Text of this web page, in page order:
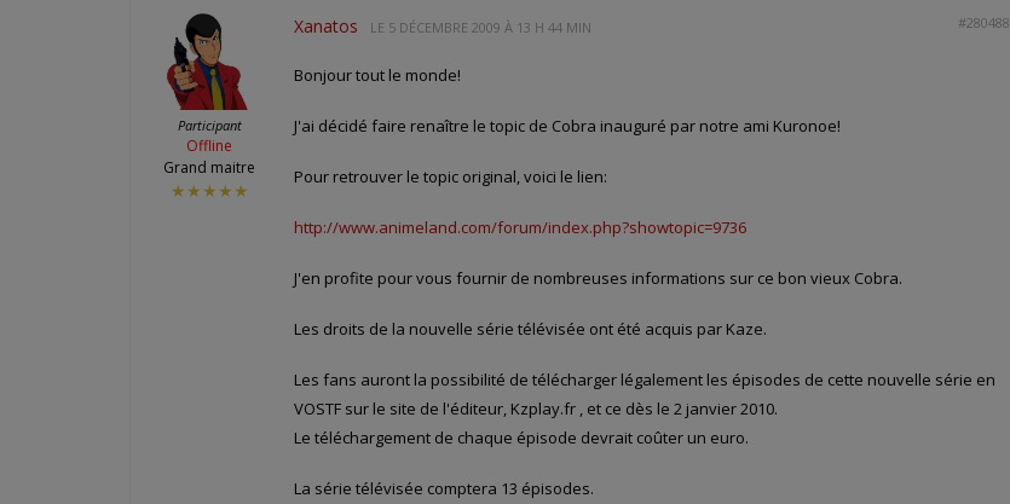
Participant
Offline
Grand maitre
★★★★★
Xanatos LE 5 DÉCEMBRE 2009 À 13 H 44 MIN #280488
Bonjour tout le monde!
J'ai décidé faire renaître le topic de Cobra inauguré par notre ami Kuronoe!
Pour retrouver le topic original, voici le lien:
http://www.animeland.com/forum/index.php?showtopic=9736
J'en profite pour vous fournir de nombreuses informations sur ce bon vieux Cobra.
Les droits de la nouvelle série télévisée ont été acquis par Kaze.
Les fans auront la possibilité de télécharger légalement les épisodes de cette nouvelle série en
VOSTF sur le site de l'éditeur, Kzplay.fr , et ce dès le 2 janvier 2010.
Le téléchargement de chaque épisode devrait coûter un euro.
La série télévisée comptera 13 épisodes.